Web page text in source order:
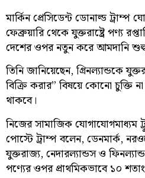
মার্কিন প্রেসিডেন্ট ডোনাল্ড ট্রাম্প
ফেব্রুয়ারি থেকে যুক্তরাষ্ট্রে পণ্য
দেশের ওপর নতুন করে আমদানি
তিনি জানিয়েছেন, গ্রিনল্যান্ডকে
বিক্রি করার” বিষয়ে কোনো চুক্তি
থাকবে।
নিজের সামাজিক যোগাযোগমাধ্যম
পোস্টে ট্রাম্প বলেন, ডেনমার্ক,
যুক্তরাজ্য, নেদারল্যান্ডস ও
পণ্যের ওপর প্রাথমিকভাবে ১০